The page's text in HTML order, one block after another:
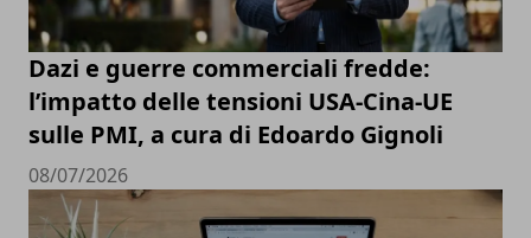
Dazi e guerre commerciali fredde:
l’impatto delle tensioni USA-Cina-UE
sulle PMI, a cura di Edoardo Gignoli
08/07/2026